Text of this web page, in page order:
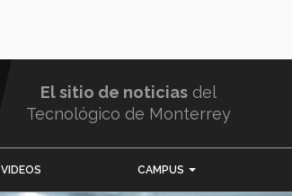
El sitio de noticias del
Tecnológico de Monterrey
VIDEOS CAMPUS